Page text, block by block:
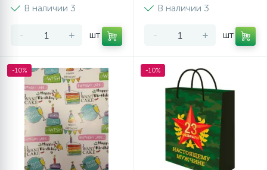
В наличии 3
- + шт
В наличии 3
- + шт
-10% -10%